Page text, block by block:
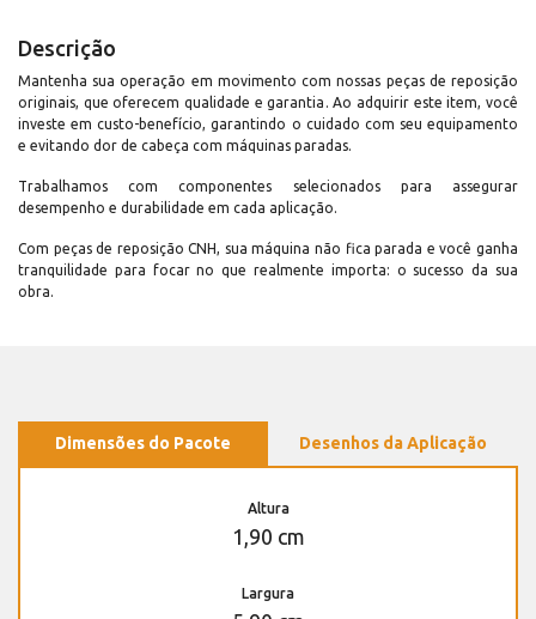
Descrição
Mantenha sua operação em movimento com nossas peças de reposição
originais, que oferecem qualidade e garantia. Ao adquirir este item, você
investe em custo-benefício, garantindo o cuidado com seu equipamento
e evitando dor de cabeça com máquinas paradas.
Trabalhamos com componentes selecionados para assegurar
desempenho e durabilidade em cada aplicação.
Com peças de reposição CNH, sua máquina não fica parada e você ganha
tranquilidade para focar no que realmente importa: o sucesso da sua
obra.
Dimensões do Pacote Desenhos da Aplicação
Altura
1,90 cm
Largura